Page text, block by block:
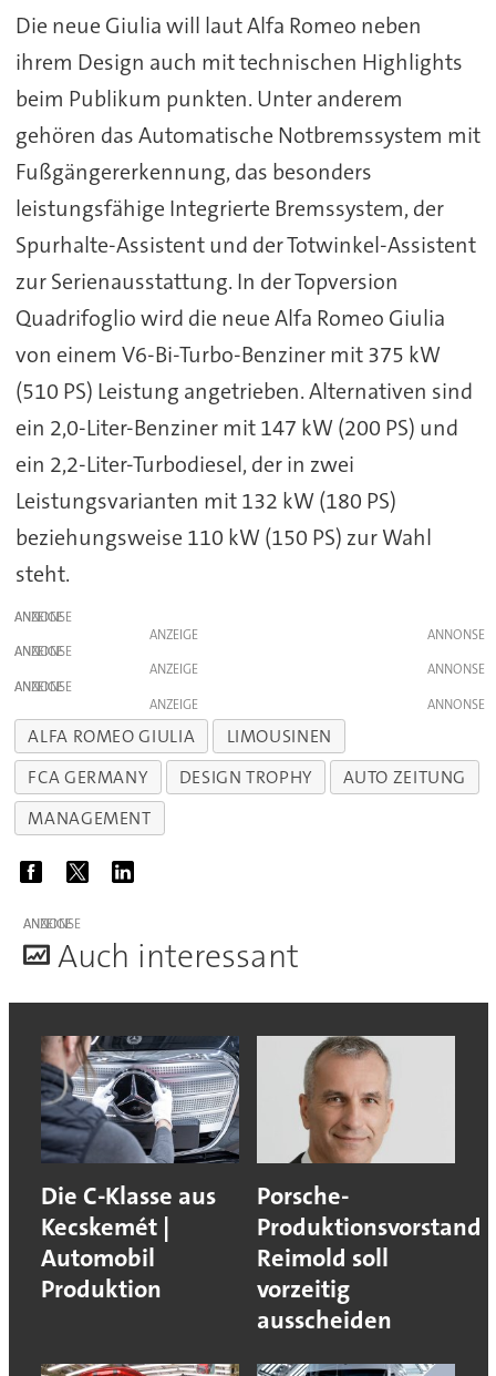
Die neue Giulia will laut Alfa Romeo neben
ihrem Design auch mit technischen Highlights
beim Publikum punkten. Unter anderem
gehören das Automatische Notbremssystem mit
Fußgängererkennung, das besonders
leistungsfähige Integrierte Bremssystem, der
Spurhalte-Assistent und der Totwinkel-Assistent
zur Serienausstattung. In der Topversion
Quadrifoglio wird die neue Alfa Romeo Giulia
von einem V6-Bi-Turbo-Benziner mit 375 kW
(510 PS) Leistung angetrieben. Alternativen sind
ein 2,0-Liter-Benziner mit 147 kW (200 PS) und
ein 2,2-Liter-Turbodiesel, der in zwei
Leistungsvarianten mit 132 kW (180 PS)
beziehungsweise 110 kW (150 PS) zur Wahl
steht.
ANZEIGE
ANZEIGE
ANZEIGE
ANZEIGE
ANZEIGE
ANZEIGE
ALFA ROMEO GIULIA
LIMOUSINEN
FCA GERMANY
DESIGN TROPHY
AUTO ZEITUNG
MANAGEMENT
ANZEIGE
Auch interessant
Die C-Klasse aus
Kecskemét |
Automobil
Produktion
Porsche-
Produktionsvorstand
Reimold soll
vorzeitig
ausscheiden